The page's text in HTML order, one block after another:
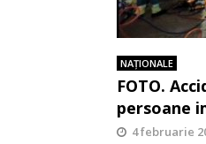
NAŢIONALE
FOTO.
persoane
4 februarie